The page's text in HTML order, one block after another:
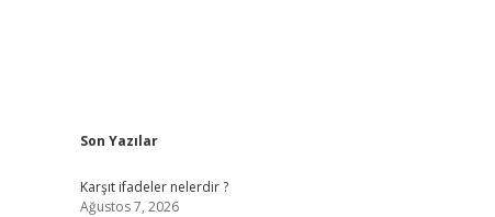
Sidebar
Son Yazılar
Karşıt ifadeler nelerdir ?
Ağustos 7, 2026